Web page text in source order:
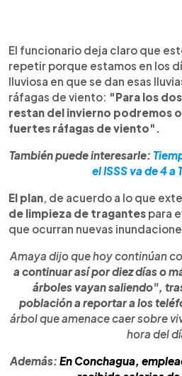
El funcionario deja claro que
repetir porque estamos en los
lluviosa en que se dan esas
ráfagas de viento: "Para los
restan del invierno podremos
fuertes ráfagas de viento".
También puede interesarle:
el ISSS va de 4 a
El plan , de acuerdo a lo que
de limpieza de tragantes para
que ocurran nuevas
Amaya dijo que hoy continúan
a continuar así por diez días o
árboles vayan saliendo",
población a reportar a los
árbol que amenace caer sobre
hora del
Además: En Conchagua,